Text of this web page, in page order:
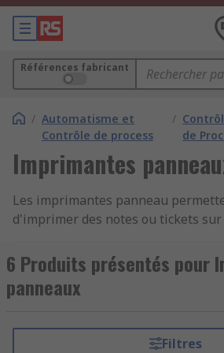
Références fabricant
/ Automatisme et
Contrôle de process
/
de
Imprimantes
Les imprimantes panneau
d'imprimer des notes ou tickets
Description des imprimantes
pour les process industriels et
6 Produits présentés pour
panneaux
Filtres